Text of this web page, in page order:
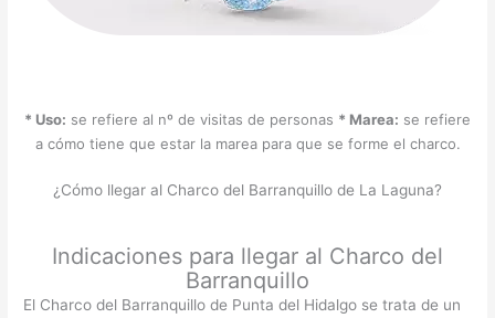
* Uso: se refiere al nº de visitas de personas * Marea: se refiere
a cómo tiene que estar la marea para que se forme el charco.
¿Cómo llegar al Charco del Barranquillo de La Laguna?
Indicaciones para llegar al Charco del
Barranquillo
El Charco del Barranquillo de Punta del Hidalgo se trata de un